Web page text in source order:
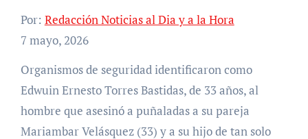
Por: Redacción Noticias al Dia y a la Hora
7 mayo, 2026
Organismos de seguridad identificaron como
Edwuin Ernesto Torres Bastidas, de 33 años, al
hombre que asesinó a puñaladas a su pareja
Mariambar Velásquez (33) y a su hijo de tan solo